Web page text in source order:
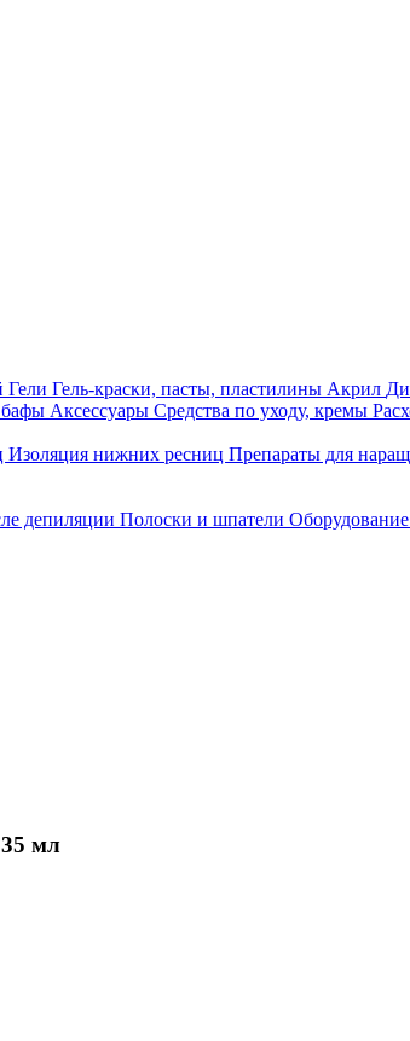
Гели Гель-краски, пасты, пластилины Акрил
Аксессуары Средства по уходу, кремы
Изоляция нижних ресниц Препараты для
депиляции Полоски и шпатели
мл